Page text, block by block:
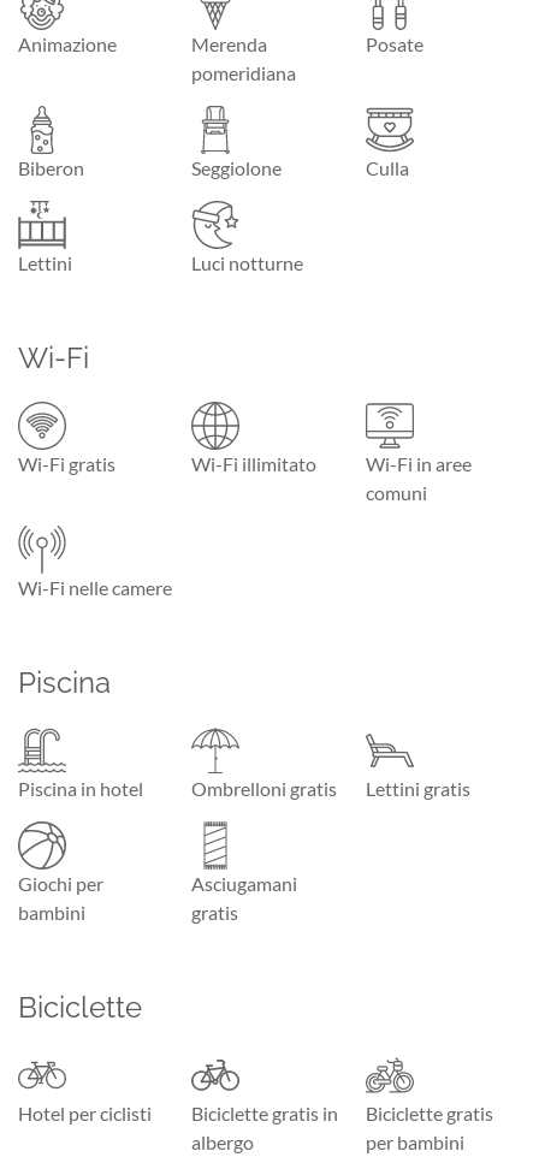
Animazione
Merenda
pomeridiana
Posate
Biberon Seggiolone Culla
Lettini Luci notturne
Wi-Fi
Wi-Fi gratis Wi-Fi illimitato
Wi-Fi in aree
comuni
Wi-Fi nelle camere
Piscina
Piscina in hotel Ombrelloni gratis Lettini gratis
Giochi per
bambini
Asciugamani
gratis
Biciclette
Hotel per ciclisti
Biciclette gratis in
albergo
Biciclette gratis
per bambini